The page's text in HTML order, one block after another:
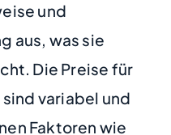
und
aus, was sie
Die Preise für
variabel und
Faktoren wie